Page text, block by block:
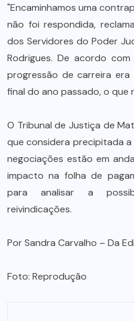
"Encaminhamos uma
não foi respondida,
dos Servidores do Poder
Rodrigues. De acordo
progressão de carreira
final do ano passado, o que
O Tribunal de Justiça de
que considera precipitada a
negociações estão em
impacto na folha de
para analisar a
reivindicações.
Por Sandra Carvalho – Da
Foto: Reprodução